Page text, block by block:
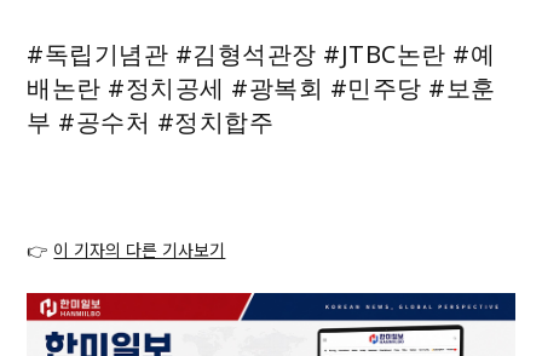
#독립기념관 #김형석관장 #JTBC논란 #예
배논란 #정치공세 #광복회 #민주당 #보훈
부 #공수처 #정치합주
👉 이 기자의 다른 기사보기